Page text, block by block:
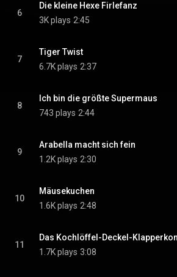
6
Die kleine Hexe Firlefanz
3K plays 2:45
7
Tiger Twist
6.7K plays 2:37
8
Ich bin die größte Supermaus
743 plays 2:44
9
Arabella macht sich fein
1.2K plays 2:30
10
Mäusekuchen
1.6K plays 2:48
11
Das Kochlöffel-Deckel-
1.7K plays 3:08